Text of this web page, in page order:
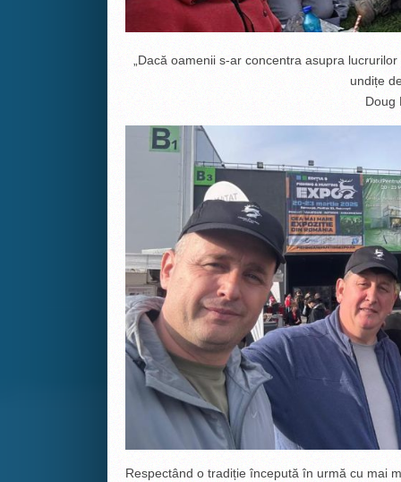
„Dacă oamenii s-ar concentra asupra
undițe
Doug
Respectând o tradiție începută în urmă cu mai